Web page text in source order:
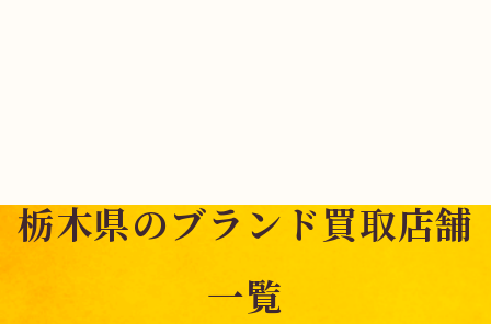
栃木県のブランド買取店舗
一覧